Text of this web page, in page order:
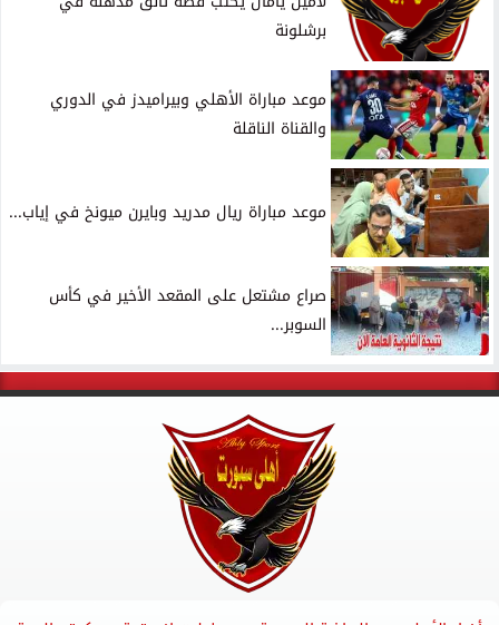
برشلونة
موعد مباراة الأهلي وبيراميدز في الدوري
والقناة الناقلة
موعد مباراة ريال مدريد وبايرن ميونخ في إياب...
صراع مشتعل على المقعد الأخير في كأس
السوبر...